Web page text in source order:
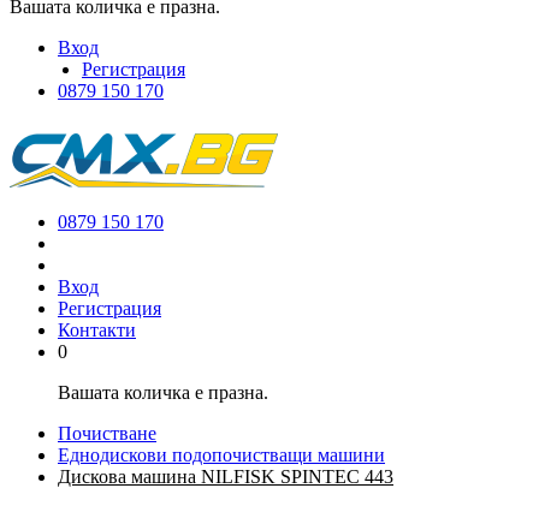
Вашата количка е празна.
Вход
Регистрация
0879 150 170
0879 150 170
Вход
Регистрация
Контакти
0
Вашата количка е празна.
Почистване
Еднодискови подопочистващи машини
Дискова машина NILFISK SPINTEC 443